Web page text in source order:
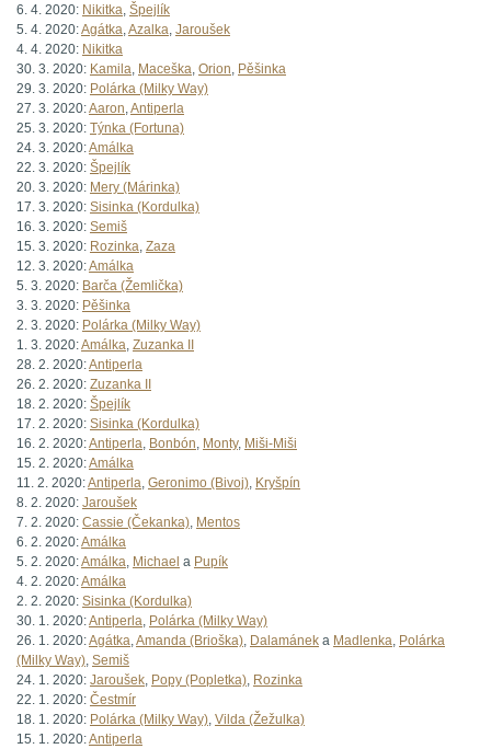
6. 4. 2020: Nikitka, Špejlík
5. 4. 2020:Agátka,Azalka, Jaroušek
4. 4. 2020: Nikitka
30. 3. 2020: Kamila, Maceška, Orion, Pěšinka
29. 3. 2020: Polárka (Milky Way)
27. 3. 2020:Aaron,Antiperla
25. 3. 2020: Týnka (Fortuna)
24. 3. 2020:Amálka
22. 3. 2020: Špejlík
20. 3. 2020: Mery (Márinka)
17. 3. 2020: Sisinka (Kordulka)
16. 3. 2020: Semiš
15. 3. 2020: Rozinka, Zaza
12. 3. 2020:Amálka
5. 3. 2020: Barča (Žemlička)
3. 3. 2020: Pěšinka
2. 3. 2020: Polárka (Milky Way)
1. 3. 2020:Amálka, Zuzanka II
28. 2. 2020:Antiperla
26. 2. 2020: Zuzanka II
18. 2. 2020: Špejlík
17. 2. 2020: Sisinka (Kordulka)
16. 2. 2020:Antiperla, Bonbón, Monty, Miši-Miši
15. 2. 2020:Amálka
11. 2. 2020:Antiperla, Geronimo (Bivoj), Kryšpín
8. 2. 2020: Jaroušek
7. 2. 2020: Cassie (Čekanka), Mentos
6. 2. 2020:Amálka
5. 2. 2020:Amálka, Michael a Pupík
4. 2. 2020:Amálka
2. 2. 2020: Sisinka (Kordulka)
30. 1. 2020:Antiperla, Polárka (Milky Way)
26. 1. 2020:Agátka,Amanda (Brioška), Dalamánek a Madlenka, Polárka
(Milky Way), Semiš
24. 1. 2020: Jaroušek, Popy (Popletka), Rozinka
22. 1. 2020: Čestmír
18. 1. 2020: Polárka (Milky Way), Vilda (Žežulka)
15. 1. 2020:Antiperla